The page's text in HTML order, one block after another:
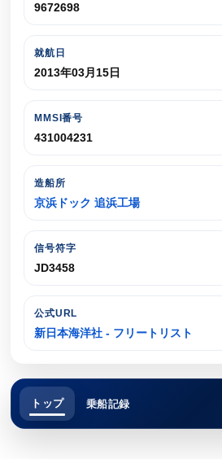
9672698
就航日
2013年03月15日
MMSI番号
431004231
造船所
京浜ドック 追浜工場
信号符字
JD3458
公式URL
新日本海洋社 - フリートリスト
トップ 乗船記録